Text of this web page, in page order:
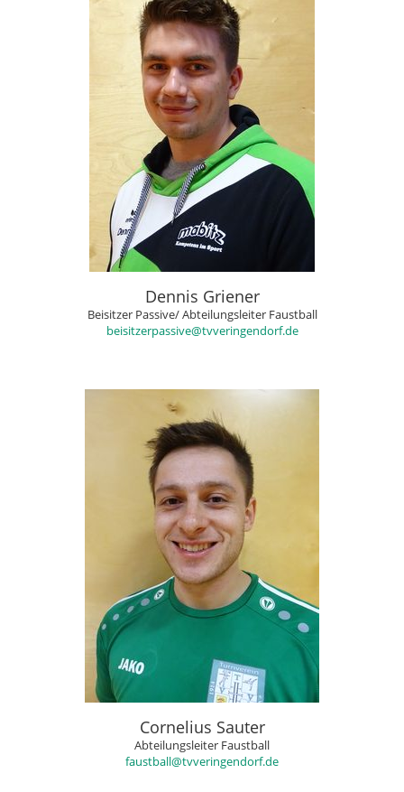
Dennis Griener
Beisitzer Passive/ Abteilungsleiter Faustball
beisitzerpassive@tvveringendorf.de
Cornelius Sauter
Abteilungsleiter Faustball
faustball@tvveringendorf.de